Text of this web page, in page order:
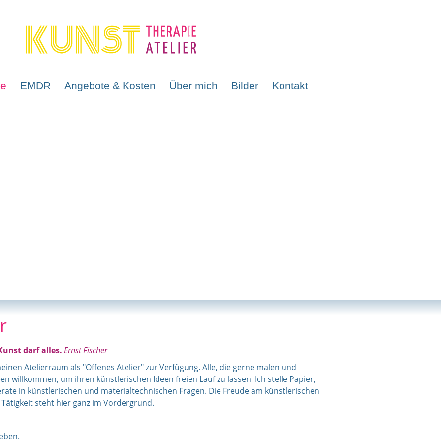
EMDR Angebote & Kosten Über mich Bilder Kontakt
darf alles. Ernst Fischer
Atelierraum als "Offenes Atelier" zur Verfügung. Alle, die gerne malen und
willkommen, um ihren künstlerischen Ideen freien Lauf zu lassen. Ich stelle Papier,
in künstlerischen und materialtechnischen Fragen. Die Freude am künstlerischen
steht hier ganz im Vordergrund.